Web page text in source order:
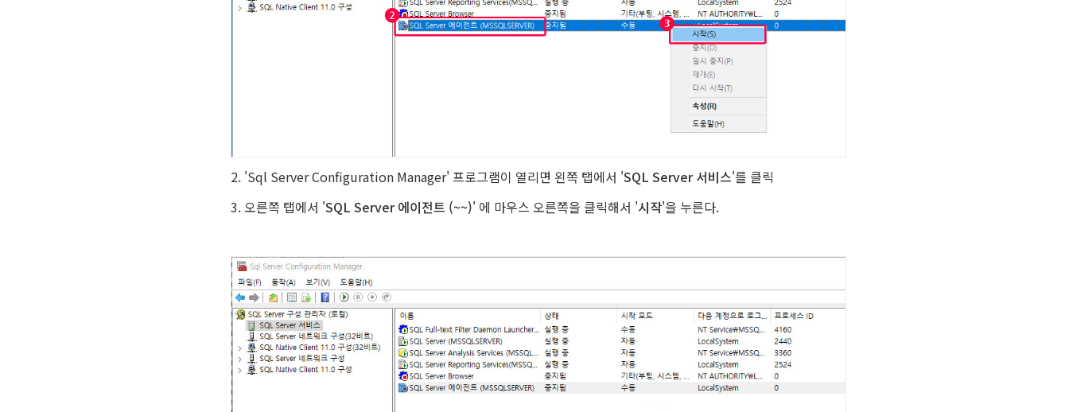
2. 'Sql Server Configuration Manager' 프로그램이 열리면 왼쪽 탭에서 'SQL Server 서비스'를 클릭
3. 오른쪽 탭에서 'SQL Server 에이전트 (~~)' 에 마우스 오른쪽을 클릭해서 '시작'을 누른다.